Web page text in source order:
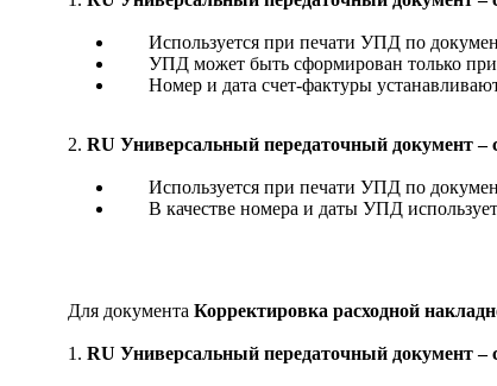
Используется при печати УПД по
УПД может быть сформирован только
Номер и дата счет-фактуры
2. RU Универсальный передаточный документ –
Используется при печати УПД по
В качестве номера и даты УПД
Для документа Корректировка расходной
1. RU Универсальный передаточный документ –